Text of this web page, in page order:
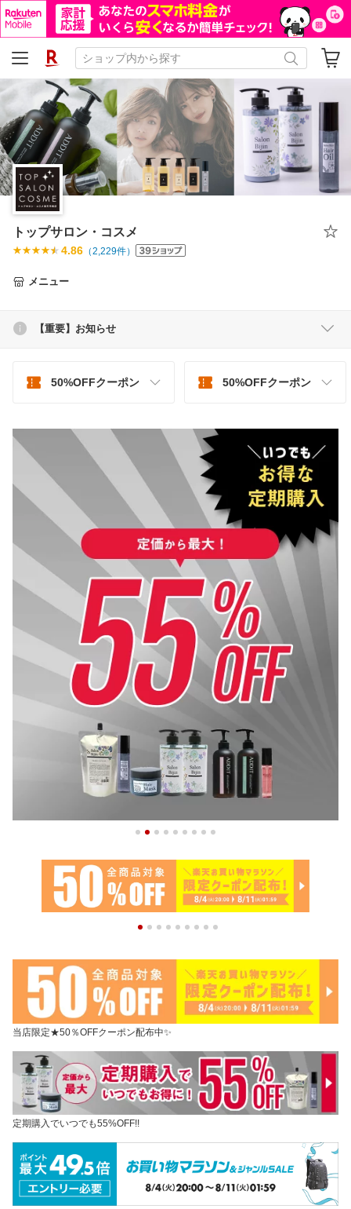
トップサロン・コスメ
4.86 （2,229件）
メニュー
【重要】お知らせ
50%OFFクーポン 50%OFFクーポン
当店限定★50％OFFクーポン配布中✨
定期購入でいつでも55%OFF!!